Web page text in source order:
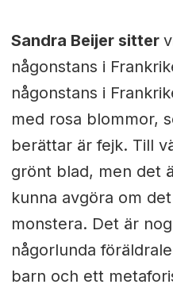
Sandra Beijer sitter
någonstans i
någonstans i
med rosa blommor,
berättar är fejk. Till
grönt blad, men det
kunna avgöra om
monstera. Det är
någorlunda
barn och ett